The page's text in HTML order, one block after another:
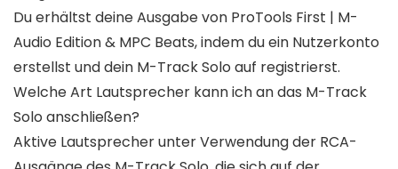
Du erhältst deine Ausgabe von ProTools First | M-
Audio Edition & MPC Beats, indem du ein Nutzerkonto
erstellst und dein M-Track Solo auf registrierst.
Welche Art Lautsprecher kann ich an das M-Track
Solo anschließen?
Aktive Lautsprecher unter Verwendung der RCA-